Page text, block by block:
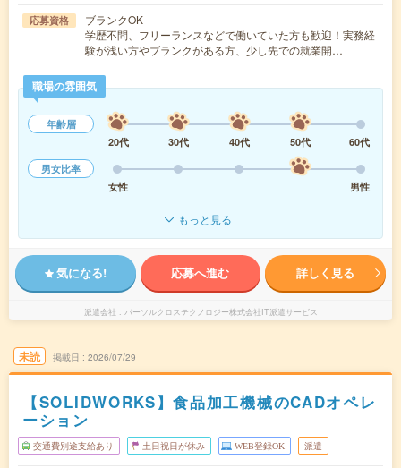
応募資格
ブランクOK
学歴不問、フリーランスなどで働いていた方も歓迎！実務経
験が浅い方やブランクがある方、少し先での就業開…
職場の雰囲気
年齢層
20代
30代 40代 50代
60代
男女比率
女性
男性
もっと見る
気になる! 応募へ進む 詳しく見る
派遣会社 パーソルクロステクノロジー株式会社IT派遣サービス
未読 掲載日 2026/07/29
【SOLIDWORKS】食品加工機械のCADオペレ
ーション
交通費別途支給あり 土日祝日が休み WEB登録OK 派遣